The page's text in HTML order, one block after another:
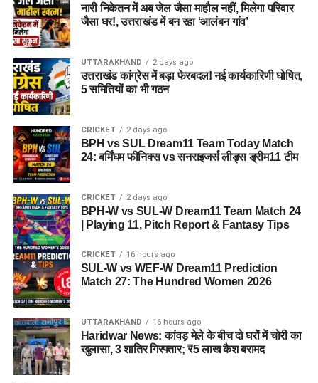
अगर यह योजना धरातल पर उतरती है तो संस्थागत जीवन की जगह उन्हें
परिवार जैसा माहौल, बेहतर स्वतंत्रता और सामाजिक वातावरण मिल
सकेगा। इससे बच्चों और महिलाओं के मानसिक और सामाजिक विकास में
भी मदद मिलने की उम्मीद है।
नारी निकेतन में अब जेल जैसा माहौल नहीं, मिलेगा परिवार
जैसा घर!, उत्तराखंड में बन रहा ‘आलंबन गांव’
UTTARAKHAND 2 days ago
उत्तराखंड कांग्रेस में बड़ा फेरबदल! नई कार्यकारिणी घोषित,
5 समितियों का भी गठन
CRICKET 2 days ago
BPH vs SUL Dream11 Team Today Match
24: बर्मिंघम फीनिक्स vs सनराइजर्स लीड्स ड्रीम11 टीम
CRICKET 2 days ago
BPH-W vs SUL-W Dream11 Team Match 24
| Playing 11, Pitch Report & Fantasy Tips
CRICKET 16 hours ago
SUL-W vs WEF-W Dream11 Prediction
Match 27: The Hundred Women 2026
UTTARAKHAND 16 hours ago
Haridwar News: कांवड़ मेले के बीच दो घरों में चोरी का
खुलासा, 3 शातिर गिरफ्तार; ₹5 लाख कैश बरामद